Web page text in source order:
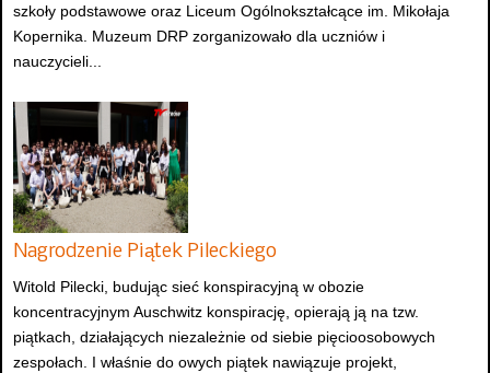
szkoły podstawowe oraz Liceum Ogólnokształcące im. Mikołaja
Kopernika. Muzeum DRP zorganizowało dla uczniów i
nauczycieli...
Nagrodzenie Piątek Pileckiego
Witold Pilecki, budując sieć konspiracyjną w obozie
koncentracyjnym Auschwitz konspirację, opierają ją na tzw.
piątkach, działających niezależnie od siebie pięcioosobowych
zespołach. I właśnie do owych piątek nawiązuje projekt,